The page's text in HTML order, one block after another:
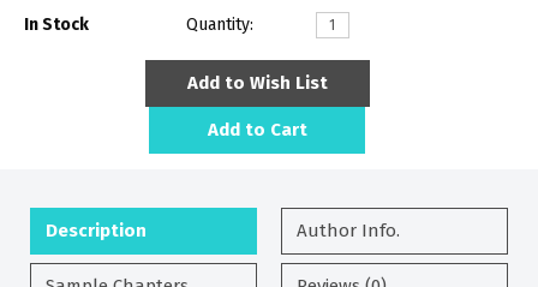
In Stock Quantity:
Add to Wish List
Add to Cart
Description Author Info.